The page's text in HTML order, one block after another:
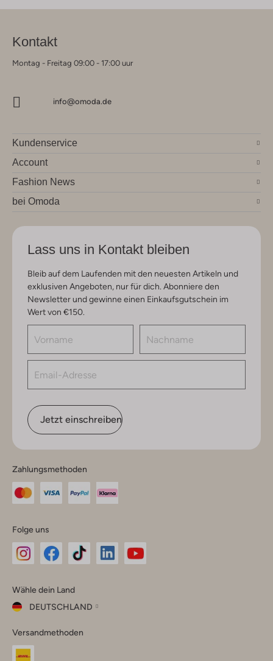
Kontakt
Montag - Freitag 09:00 - 17:00 uur
info@omoda.de
Kundenservice
Account
Fashion News
bei Omoda
Lass uns in Kontakt bleiben
Bleib auf dem Laufenden mit den neuesten Artikeln und
exklusiven Angeboten, nur für dich. Abonniere den
Newsletter und gewinne einen Einkaufsgutschein im
Wert von €150.
Jetzt einschreiben
Zahlungsmethoden
Folge uns
Instagram
Facebook
TikTok
Wähle dein Land
DEUTSCHLAND
dein
Land
Versandmethoden